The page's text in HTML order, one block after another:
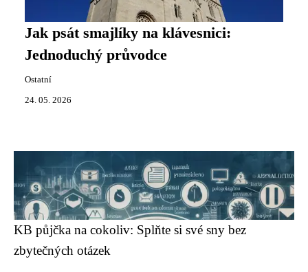
Jak psát smajlíky na klávesnici:
Jednoduchý průvodce
Ostatní
24. 05. 2026
KB půjčka na cokoliv: Splňte si své sny bez
zbytečných otázek